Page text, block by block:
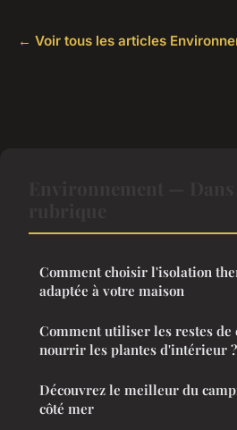
← Voir tous les articles
Comment choisir l'isolation
adaptée à votre maison
Comment utiliser les restes de
nourrir les plantes d'intérieur ?
Découvrez le meilleur du
côté mer